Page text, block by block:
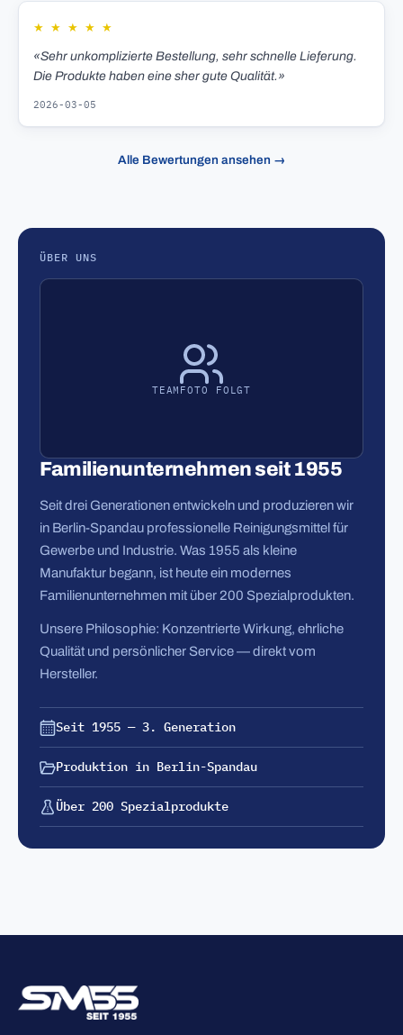
★ ★ ★ ★ ★
«Sehr unkomplizierte Bestellung, sehr schnelle Lieferung.
Die Produkte haben eine sher gute Qualität.»
2026-03-05
Alle Bewertungen ansehen →
ÜBER UNS
TEAMFOTO FOLGT
Familienunternehmen seit 1955
Seit drei Generationen entwickeln und produzieren wir
in Berlin-Spandau professionelle Reinigungsmittel für
Gewerbe und Industrie. Was 1955 als kleine
Manufaktur begann, ist heute ein modernes
Familienunternehmen mit über 200 Spezialprodukten.
Unsere Philosophie: Konzentrierte Wirkung, ehrliche
Qualität und persönlicher Service — direkt vom
Hersteller.
Seit 1955 — 3. Generation
Produktion in Berlin-Spandau
Über 200 Spezialprodukte